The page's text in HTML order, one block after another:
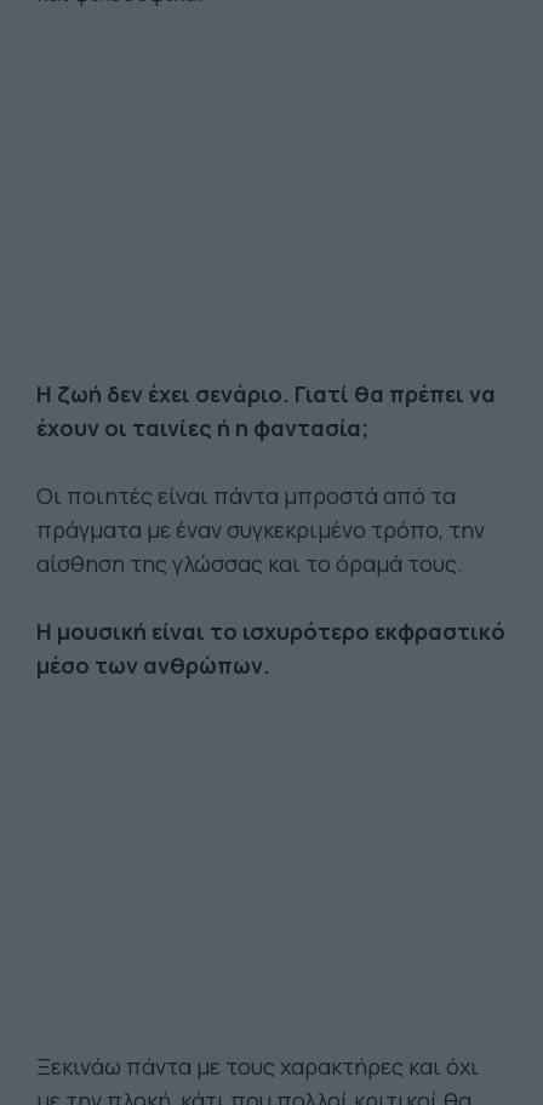
Η ζωή δεν έχει σενάριο. Γιατί θα πρέπει να
έχουν οι ταινίες ή η φαντασία;
Οι ποιητές είναι πάντα μπροστά από τα
πράγματα με έναν συγκεκριμένο τρόπο, την
αίσθηση της γλώσσας και το όραμά τους.
Η μουσική είναι το ισχυρότερο εκφραστικό
μέσο των ανθρώπων.
Ξεκινάω πάντα με τους χαρακτήρες και όχι